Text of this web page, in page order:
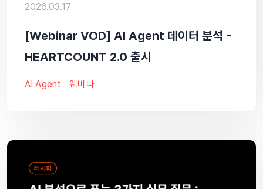
2026.03.17
[Webinar VOD] AI Agent 데이터 분석 -
HEARTCOUNT 2.0 출시
AI Agent 웨비나